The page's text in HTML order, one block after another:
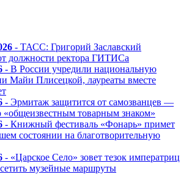
- ТАСС: Григорий Заславский
должности ректора ГИТИСа
- В России учредили национальную
Майи Плисецкой, лауреаты вместе
- Эрмитаж защитится от самозванцев —
«общеизвестным товарным знаком»
- Книжный фестиваль «Фонарь» примет
состоянии на благотворительную
- «Царское Село» зовет тезок императриц
музейные маршруты